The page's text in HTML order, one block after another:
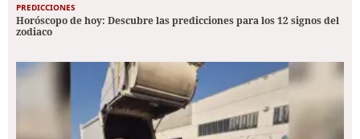
PREDICCIONES
Horóscopo de hoy: Descubre las predicciones para los 12 signos del
zodiaco